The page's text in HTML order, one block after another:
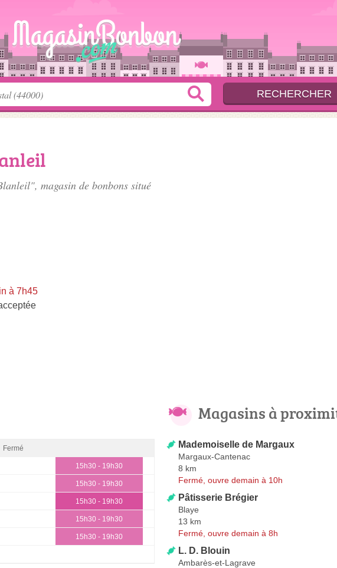
magasin de bonbons situé
à 7h45
Fermé
15h30 - 19h30
15h30 - 19h30
15h30 - 19h30
15h30 - 19h30
15h30 - 19h30
Magasins à
Mademoiselle de Margaux
Margaux-Cantenac
8 km
Fermé, ouvre demain à 10h
Pâtisserie Brégier
Blaye
13 km
Fermé, ouvre demain à 8h
L. D. Blouin
Ambarès-et-Lagrave